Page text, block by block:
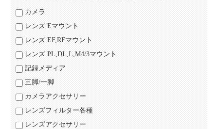
カメラ
レンズ Eマウント
レンズ EF,RFマウント
レンズ PL,DL,L,M4/3マウント
記録メディア
三脚/一脚
カメラアクセサリー
レンズフィルター各種
レンズアクセサリー